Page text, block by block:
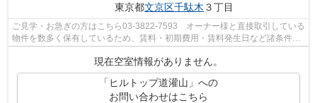
東京都文京区千駄木 ３丁目
ご見学・お急ぎの方はこちら03-3822-7593 オーナー様と直接取引している
物件を数多く保有しているため、賃料・初期費用・賃料発生日など諸条件を
現在空室情報がありません。
「ヒルトップ道灌山」への
お問い合わせはこちら